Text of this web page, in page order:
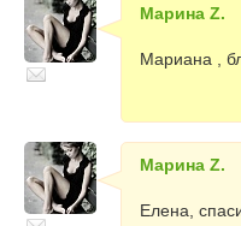
Марина Z.
Мариана ,
Марина Z.
Елена,